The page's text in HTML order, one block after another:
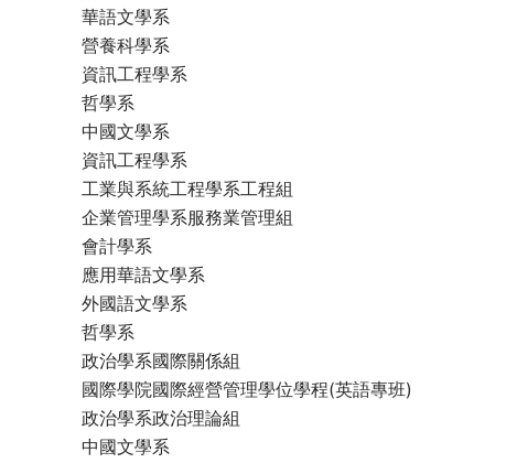
華語文學系
營養科學系
資訊工程學系
哲學系
中國文學系
資訊工程學系
工業與系統工程學系工程組
企業管理學系服務業管理組
會計學系
應用華語文學系
外國語文學系
哲學系
政治學系國際關係組
國際學院國際經營管理學位學程(英語專班)
政治學系政治理論組
中國文學系